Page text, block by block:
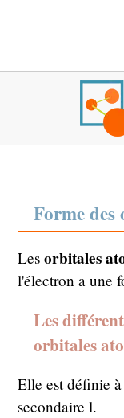
Forme
Lesorbitales
l'électron a une
Les
orbitales
Elle est définie
secondaire l.